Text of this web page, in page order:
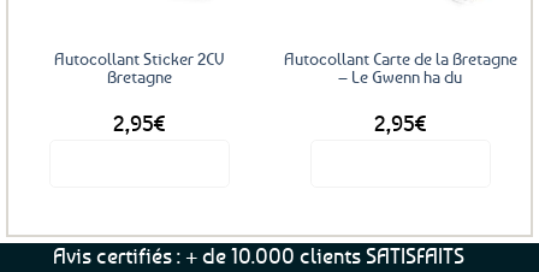
Autocollant Sticker 2CV
Bretagne
2,95€
Autocollant Carte de la Bretagne
– Le Gwenn ha du
2,95€
Avis certifiés : + de 10.000 clients SATISFAITS